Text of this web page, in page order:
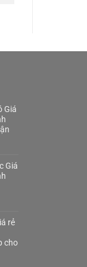
Giá
Giá
rẻ
cho